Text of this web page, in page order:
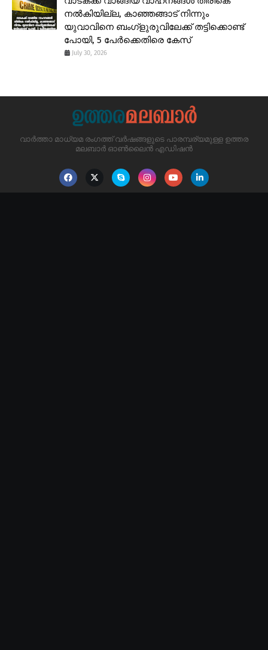
നൽകിയില്ല, കാഞ്ഞങ്ങാട് നിന്നും
യുവാവിനെ ബംഗ്ളുരുവിലേക്ക് തട്ടിക്കൊണ്ട്
പോയി, 5 പേർക്കെതിരെ കേസ്
July 30, 2026
വാർത്താ മാധ്യമ രംഗത്ത് വർഷങ്ങളുടെ പാരമ്പര്യമുള്ള ഉത്തര
മലബാർ ഓൺലൈൻ എഡിഷൻ